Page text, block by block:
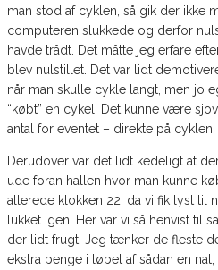
man stod af cyklen, så gik der ikke
computeren slukkede og derfor
havde trådt. Det måtte jeg erfare
blev nulstillet. Det var lidt
når man skulle cykle langt, men jo
“købt” en cykel. Det kunne være
antal for eventet – direkte på
Derudover var det lidt kedeligt at
ude foran hallen hvor man kunne
allerede klokken 22, da vi fik lyst til
lukket igen. Her var vi så henvist til
der lidt frugt. Jeg tænker de fleste
ekstra penge i løbet af sådan en